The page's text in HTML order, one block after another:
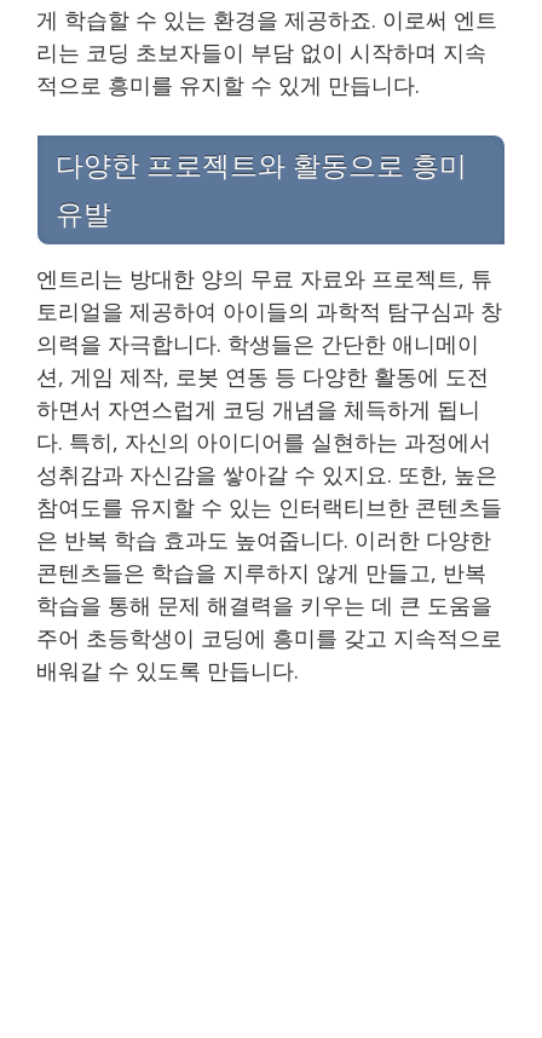
게 학습할 수 있는 환경을 제공하죠. 이로써 엔트
리는 코딩 초보자들이 부담 없이 시작하며 지속
적으로 흥미를 유지할 수 있게 만듭니다.
다양한 프로젝트와 활동으로 흥미
유발
엔트리는 방대한 양의 무료 자료와 프로젝트, 튜
토리얼을 제공하여 아이들의 과학적 탐구심과 창
의력을 자극합니다. 학생들은 간단한 애니메이
션, 게임 제작, 로봇 연동 등 다양한 활동에 도전
하면서 자연스럽게 코딩 개념을 체득하게 됩니
다. 특히, 자신의 아이디어를 실현하는 과정에서
성취감과 자신감을 쌓아갈 수 있지요. 또한, 높은
참여도를 유지할 수 있는 인터랙티브한 콘텐츠들
은 반복 학습 효과도 높여줍니다. 이러한 다양한
콘텐츠들은 학습을 지루하지 않게 만들고, 반복
학습을 통해 문제 해결력을 키우는 데 큰 도움을
주어 초등학생이 코딩에 흥미를 갖고 지속적으로
배워갈 수 있도록 만듭니다.